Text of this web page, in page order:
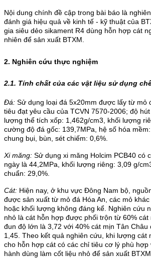
Nội dung chính đề cập trong bài báo là
đánh giá hiệu quả về kinh tế - kỹ thuật của
gia siêu dẻo sikament R4 dùng hỗn hợp cát
nhiên để sản xuất BTXM.
2. Nghiên cứu thực nghiệm
2.1. Tính chất của các vật liệu sử dụng
Đá: Sử dụng loại đá 5x20mm được lấy từ mỏ
tiêu đạt yêu cầu của TCVN 7570-2006; độ
lượng thể tích xốp: 1,462g/cm3, khối lượng
cường độ đá gốc: 139,7MPa, hệ số hóa
chung bụi, bùn, sét chiếm: 0,6%.
Xi măng: Sử dụng xi măng Holcim PCB40 có
ngày là 44,2MPa, khối lượng riêng: 3,09 g/
chuẩn: 29,0%.
Cát: Hiện nay, ở khu vực Đông Nam bộ,
được sản xuất từ mỏ đá Hóa An, các mỏ
hoặc khối lượng không đáng kể. Nghiên cứu
nhỏ là cát hỗn hợp được phối trộn từ 60% cát
đun độ lớn là 3,72 với 40% cát mịn Tân Châu
1,45. Theo kết quả nghiên cứu, khi lượng cát
cho hỗn hợp cát có các chỉ tiêu cơ lý phù hợp
hành dùng làm cốt liệu nhỏ để sản xuất BTXM